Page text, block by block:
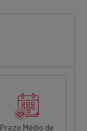
Prazo Médio de